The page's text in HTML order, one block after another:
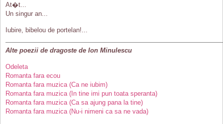
At�t...
Un singur an...
Iubire, bibelou de portelan!...
Alte poezii de dragoste de Ion Minulescu
Odeleta
Romanta fara ecou
Romanta fara muzica (Ca ne iubim)
Romanta fara muzica (In tine imi pun toata speranta)
Romanta fara muzica (Ca sa ajung pana la tine)
Romanta fara muzica (Nu-i nimeni ca sa ne vada)